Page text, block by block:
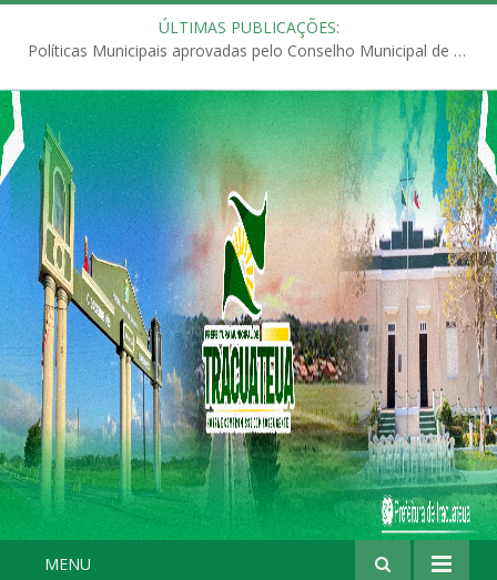
ÚLTIMAS PUBLICAÇÕES:
Políticas Municipais aprovadas pelo Conselho Municipal de Educação (CME)
MENU